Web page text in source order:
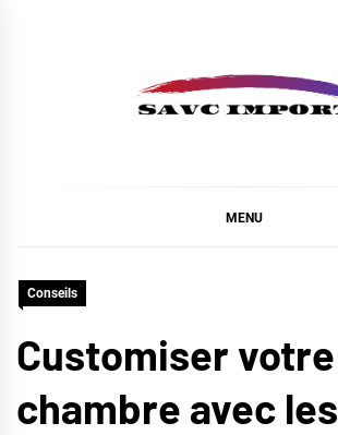
MENU
Conseils
Customiser votre
chambre avec les